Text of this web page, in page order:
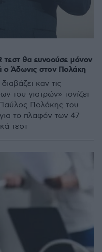
τεστ θα ευνοούσε μόνον
ο Άδωνις στον Πολάκη
καν τις
του γιατρών» τονίζει
Πολάκης του
για το πλαφόν των 47
τεστ